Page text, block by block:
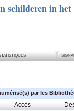
in het
par les
Accès